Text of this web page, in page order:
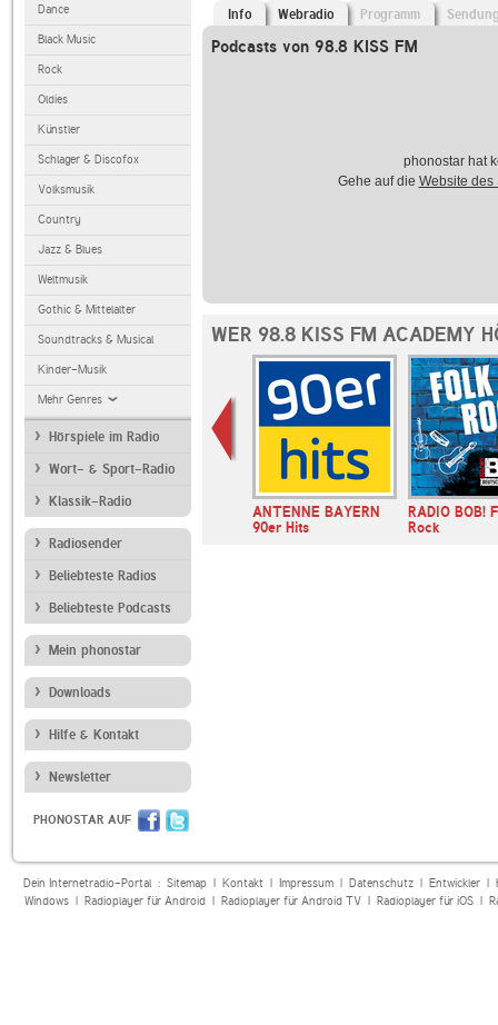
Dance
Black Music
Rock
Oldies
Künstler
Schlager & Discofox
Volksmusik
Country
Jazz & Blues
Weltmusik
Gothic & Mittelalter
Soundtracks & Musical
Kinder-Musik
Mehr Genres
Hörspiele im Radio
Wort- & Sport-Radio
Klassik-Radio
Radiosender
Beliebteste Radios
Beliebteste Podcasts
Mein phonostar
Downloads
Hilfe & Kontakt
Newsletter
PHONOSTAR AUF
Info Webradio Programm
Podcasts von 98.8 KISS FM
phonostar hat
Gehe auf die Website des
WER 98.8 KISS FM ACADEMY
ANTENNE BAYERN
90er Hits
RADIO BOB!
Rock
Dein Internetradio-Portal : Sitemap| Kontakt| Impressum| Datenschutz| Entwickler|
Windows| Radioplayer für Android| Radioplayer für Android TV| Radioplayer für iOS|